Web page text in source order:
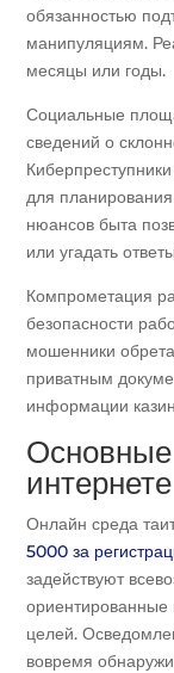
обязанностью
манипуляциям.
месяцы или годы.
Социальные
сведений о
для
нюансов быта
или угадать
Компрометация
безопасности
мошенники
приватным
информации
интернете
Онлайн среда
5000 за
задействуют
ориентированные
целей.
вовремя